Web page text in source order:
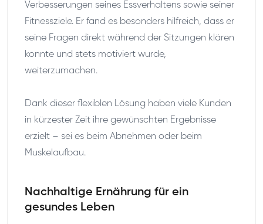
Verbesserungen seines Essverhaltens sowie seiner
Fitnessziele. Er fand es besonders hilfreich, dass er
seine Fragen direkt während der Sitzungen klären
konnte und stets motiviert wurde,
weiterzumachen.
Dank dieser flexiblen Lösung haben viele Kunden
in kürzester Zeit ihre gewünschten Ergebnisse
erzielt – sei es beim Abnehmen oder beim
Muskelaufbau.
Nachhaltige Ernährung für ein
gesundes Leben